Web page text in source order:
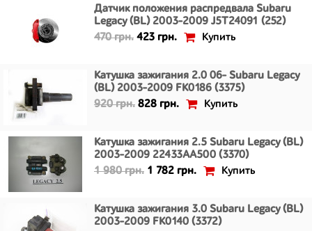
Датчик положения распредвала Subaru
Legacy (BL) 2003-2009 J5T24091 (252)
470 грн. 423 грн. Купить
Катушка зажигания 2.0 06- Subaru Legacy
(BL) 2003-2009 FK0186 (3375)
920 грн. 828 грн. Купить
Катушка зажигания 2.5 Subaru Legacy (BL)
2003-2009 22433AA500 (3370)
1 980 грн. 1 782 грн. Купить
Катушка зажигания 3.0 Subaru Legacy (BL)
2003-2009 FK0140 (3372)